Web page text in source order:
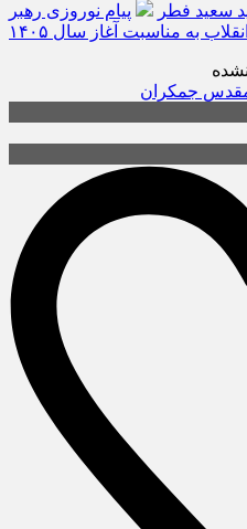
سعید فطر
پیام نوروزی رهبر
انقلاب به مناسبت آغاز سال ۱۴۰۵